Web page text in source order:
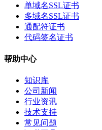
单域名SSL证书
多域名SSL证书
通配符证书
代码签名证书
帮助中心
知识库
公司新闻
行业资讯
技术支持
常见问题